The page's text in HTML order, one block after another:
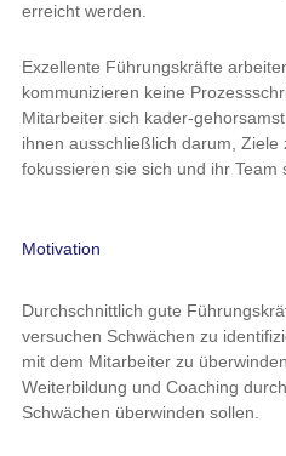
erreicht werden.
Exzellente Führungskräfte
kommunizieren keine
Mitarbeiter sich kader-
ihnen ausschließlich darum, Ziele
fokussieren sie sich und ihr Team
Motivation
Durchschnittlich gute
versuchen Schwächen zu
mit dem Mitarbeiter zu
Weiterbildung und Coaching
Schwächen überwinden sollen.